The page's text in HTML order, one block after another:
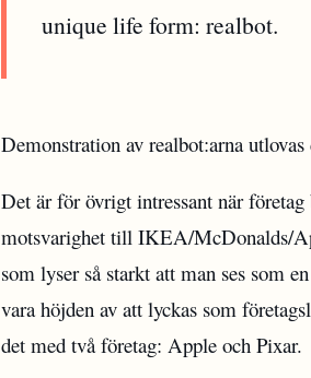
unique life form: realbot.
Demonstration av realbot:arna utlovas
Det är för övrigt intressant när
motsvarighet till IKEA/McDonalds/
som lyser så starkt att man ses som
vara höjden av att lyckas som
det med två företag: Apple och Pixar.